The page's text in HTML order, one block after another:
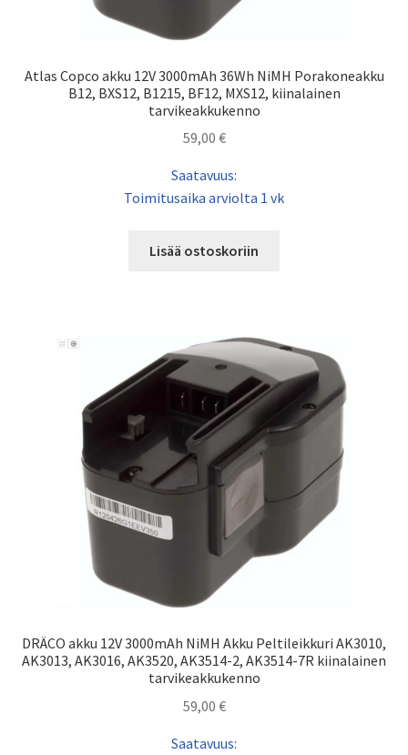
Atlas Copco akku 12V 3000mAh 36Wh NiMH Porakoneakku
B12, BXS12, B1215, BF12, MXS12, kiinalainen
tarvikeakkukenno
59,00 €
Saatavuus:
Toimitusaika arviolta 1 vk
Lisää ostoskoriin
DRÄCO akku 12V 3000mAh NiMH Akku Peltileikkuri AK3010,
AK3013, AK3016, AK3520, AK3514-2, AK3514-7R kiinalainen
tarvikeakkukenno
59,00 €
Saatavuus: